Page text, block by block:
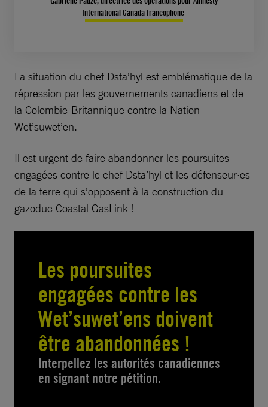
International Canada francophone
La situation du chef Dsta’hyl est emblématique de la
répression par les gouvernements canadiens et de
la Colombie-Britannique contre la Nation
Wet’suwet’en.
Il est urgent de faire abandonner les poursuites
engagées contre le chef Dsta’hyl et les défenseur·es
de la terre qui s’opposent à la construction du
gazoduc Coastal GasLink !
Les poursuites
engagées contre les
Wet’suwet’ens doivent
être abandonnées !
Interpellez les autorités canadiennes
en signant notre pétition.